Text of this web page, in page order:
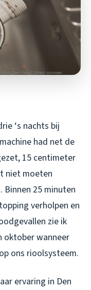
‘s nachts bij
had net de
15 centimeter
niet moeten
25 minuten
verholpen en
zie ik
oktober wanneer
ons rioolsysteem.
ervaring in Den